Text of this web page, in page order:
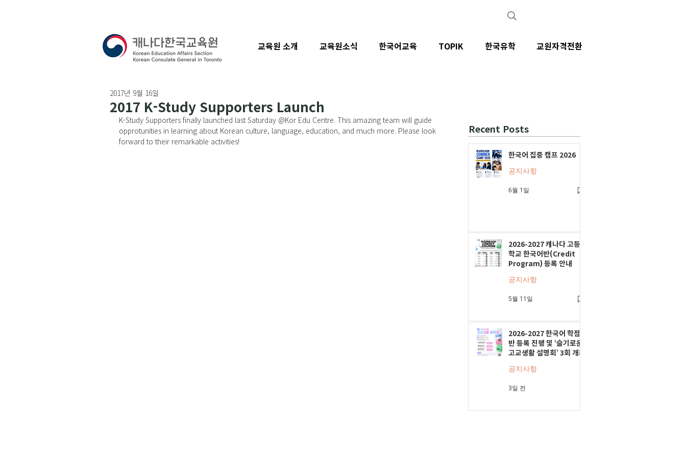
2017 K-Study Supporters Launch
2017년 9월 16일
K-Study Supporters finally launched last Saturday @Kor Edu Centre. This amazing team will guide
opprotunities in learning about Korean culture, language, education, and much more. Please look
forward to their remarkable activities!
Recent Posts
한국어 집중 캠프 2026
공지사항
6월 1일
2026-2027 캐나다 고등
학교 한국어반(Credit
Program) 등록 안내
공지사항
5월 11일
2026-2027 한국어 학점
반 등록 진행 및 ‘슬기로운
고교생활 설명회’ 3회 개최
공지사항
3일 전
교육원 소개 교육원소식 한국어교육 TOPIK 한국유학 교원자격전환